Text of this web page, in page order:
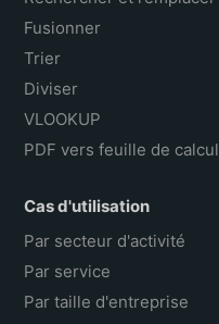
Fusionner
Trier
Diviser
VLOOKUP
PDF vers feuille de calcul
Cas d'utilisation
Par secteur d'activité
Par service
Par taille d'entreprise